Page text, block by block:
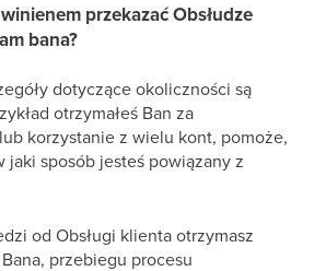
przekazać Obsłudze
bana?
dotyczące okoliczności są
otrzymałeś Ban za
korzystanie z wielu kont, pomoże,
jaki sposób jesteś powiązany z
od Obsługi klienta otrzymasz
przebiegu procesu